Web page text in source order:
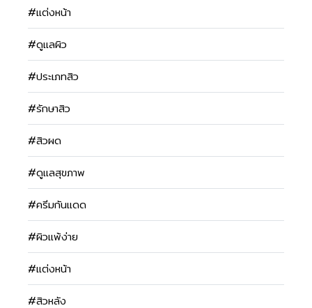
#แต่งหน้า
#ดูแลผิว
#ประเภทสิว
#รักษาสิว
#สิวผด
#ดูแลสุขภาพ
#ครีมกันแดด
#ผิวแพ้ง่าย
#แต่งหน้า
#สิวหลัง